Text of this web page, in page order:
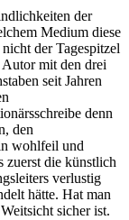
der
Medium diese
der Tagespitzel
Autor mit den drei
seit Jahren
denn
den
wohlfeil und
zuerst die künstlich
verlustig
hätte. Hat man
sicher ist.